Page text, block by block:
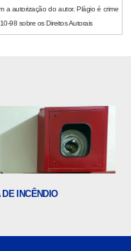
a autorização do autor. Plágio é crime
98 sobre os Direitos Autorais
INCÊNDIO